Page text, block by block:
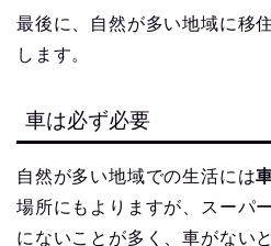
最後に、自然が多い地域に移
します。
車は必ず必要
自然が多い地域での生活には
場所にもよりますが、スーパ
にないことが多く、車がない